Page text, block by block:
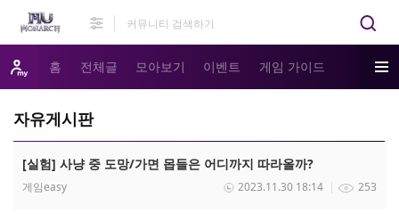
홈 전체글 모아보기 이벤트 게임 가이드
자유게시판
[실험] 사냥 중 도망/가면 몹들은 어디까지 따라올까?
게임easy 253
2023.11.30 18:14